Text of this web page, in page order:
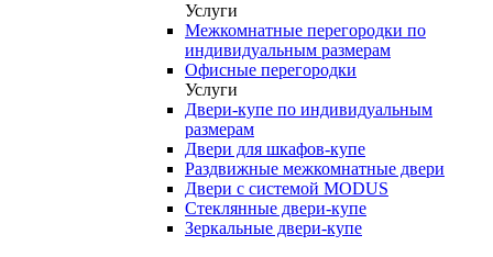
Услуги
Межкомнатные перегородки по
индивидуальным размерам
Офисные перегородки
Услуги
Двери-купе по индивидуальным
размерам
Двери для шкафов-купе
Раздвижные межкомнатные двери
Двери с системой MODUS
Стеклянные двери-купе
Зеркальные двери-купе